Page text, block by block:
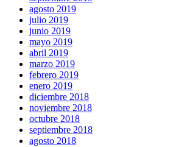
agosto 2019
julio 2019
junio 2019
mayo 2019
abril 2019
marzo 2019
febrero 2019
enero 2019
diciembre 2018
noviembre 2018
octubre 2018
septiembre 2018
agosto 2018